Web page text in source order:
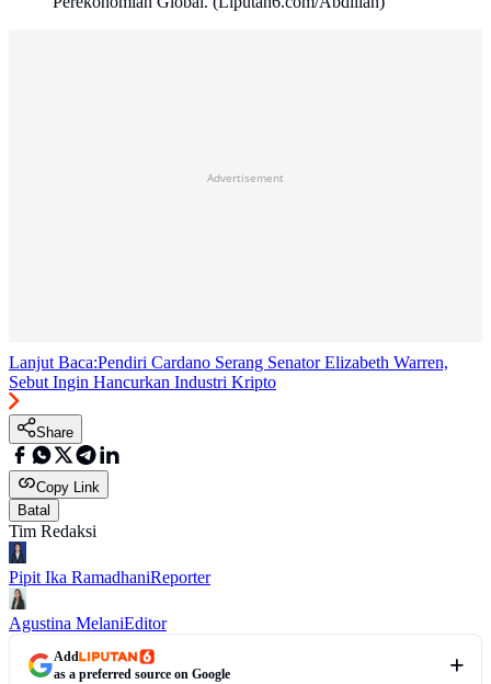
Advertisement
Lanjut Baca:Pendiri Cardano Serang Senator Elizabeth Warren,
Sebut Ingin Hancurkan Industri Kripto
Share
Copy Link
Batal
Tim Redaksi
Pipit Ika RamadhaniReporter
Agustina MelaniEditor
Add
as a preferred source on Google